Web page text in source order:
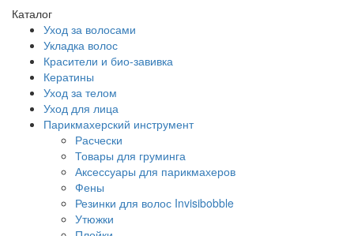
Каталог
Уход за волосами
Укладка волос
Красители и био-завивка
Кератины
Уход за телом
Уход для лица
Парикмахерский инструмент
Расчески
Товары для груминга
Аксессуары для парикмахеров
Фены
Резинки для волос Invisibobble
Утюжки